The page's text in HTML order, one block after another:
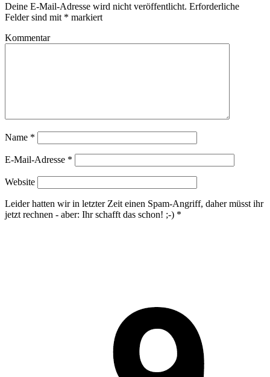
Deine E-Mail-Adresse wird nicht veröffentlicht. Erforderliche
Felder sind mit * markiert
Kommentar
Name *
E-Mail-Adresse *
Website
Leider hatten wir in letzter Zeit einen Spam-Angriff, daher müsst ihr
jetzt rechnen - aber: Ihr schafft das schon! ;-) *